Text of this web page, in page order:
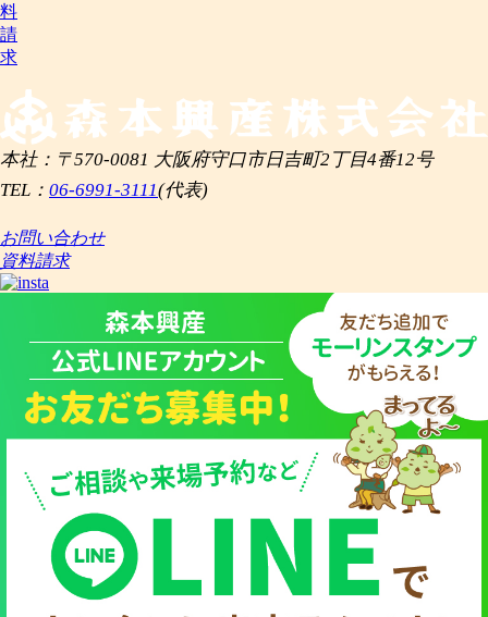
料
請
求
本社：〒570-0081 大阪府守口市日吉町2丁目4番12号
TEL： 06-6991-3111(代表)
お問い合わせ
資料請求